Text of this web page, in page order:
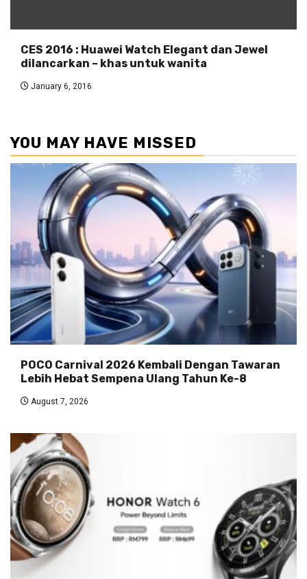
CES 2016 : Huawei Watch Elegant dan Jewel
dilancarkan – khas untuk wanita
January 6, 2016
YOU MAY HAVE MISSED
POCO Carnival 2026 Kembali Dengan Tawaran
Lebih Hebat Sempena Ulang Tahun Ke-8
August 7, 2026